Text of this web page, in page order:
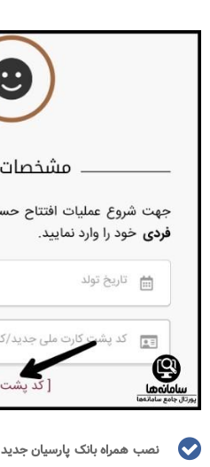
نصب همراه بانک پارسیان جدید